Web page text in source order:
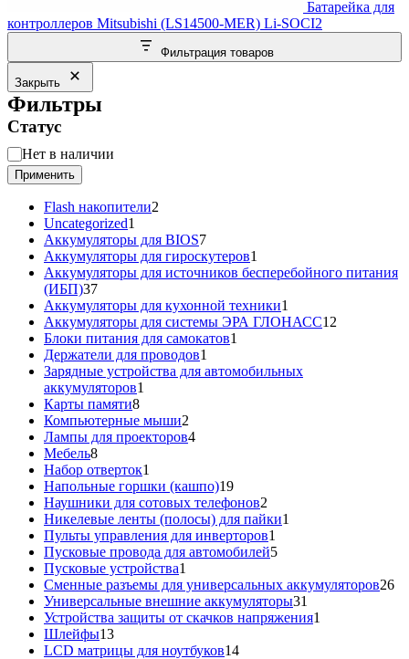
Батарейка для
контроллеров Mitsubishi (LS14500-MER) Li-SOCI2
Фильтрация товаров
Закрыть
Фильтры
Статус
Статус
Нет в наличии
Применить
Flash накопители2
Uncategorized1
товар
Аккумуляторы для BIOS77
товаров
Аккумуляторы для гироскутеров1
товар
Аккумуляторы для источников бесперебойного питания
(ИБП)3737
товаров
Аккумуляторы для кухонной техники1
товар
Аккумуляторы для системы ЭРА ГЛОНАСС12
Блоки питания для самокатов1
Держатели для проводов1
товар
Зарядные устройства для автомобильных
аккумуляторов1
Карты памяти88
товаров
Компьютерные мыши2
товара
Лампы для проекторов44
Мебель88
товаров
Набор отверток1
товар
Напольные горшки (кашпо)1919
товаров
Наушники для сотовых телефонов2
товара
Никелевые ленты (полосы) для пайки1
Пульты управления для инверторов1
товар
Пусковые провода для автомобилей55
Пусковые устройства1
товар
Сменные разъемы для универсальных аккумуляторов2626
Универсальные внешние аккумуляторы31
товар
Устройства защиты от скачков напряжения1
Шлейфы1313
товаров
LCD матрицы для ноутбуков1414